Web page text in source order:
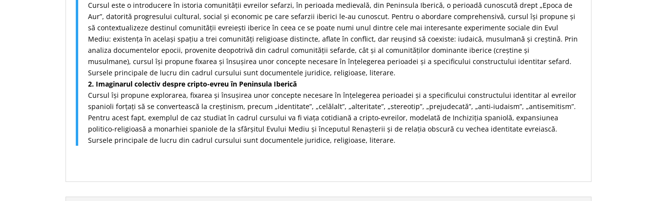
Cursul este o introducere în istoria comunității evreilor sefarzi, în perioada medievală, din Peninsula Iberică, o perioadă cunoscută drept „Epoca de
Aur”, datorită progresului cultural, social și economic pe care sefarzii iberici le-au cunoscut. Pentru o abordare comprehensivă, cursul își propune și
să contextualizeze destinul comunității evreiești iberice în ceea ce se poate numi unul dintre cele mai interesante experimente sociale din Evul
Mediu: existența în același spațiu a trei comunități religioase distincte, aflate în conflict, dar reușind să coexiste: iudaică, musulmană și creștină. Prin
analiza documentelor epocii, provenite deopotrivă din cadrul comunității sefarde, cât și al comunităților dominante iberice (creștine și
musulmane), cursul își propune fixarea și însușirea unor concepte necesare în înțelegerea perioadei și a specificului constructului identitar sefard.
Sursele principale de lucru din cadrul cursului sunt documentele juridice, religioase, literare.
2. Imaginarul colectiv despre cripto-evreu în Peninsula Iberică
Cursul își propune explorarea, fixarea și însușirea unor concepte necesare în înțelegerea perioadei și a specificului constructului identitar al evreilor
spanioli forțați să se convertească la creștinism, precum „identitate”, „celălalt”, „alteritate”, „stereotip”, „prejudecată”, „anti-iudaism”, „antisemitism”.
Pentru acest fapt, exemplul de caz studiat în cadrul cursului va fi viața cotidiană a cripto-evreilor, modelată de Inchiziția spaniolă, expansiunea
politico-religioasă a monarhiei spaniole de la sfârșitul Evului Mediu și începutul Renașterii și de relația obscură cu vechea identitate evreiască.
Sursele principale de lucru din cadrul cursului sunt documentele juridice, religioase, literare.